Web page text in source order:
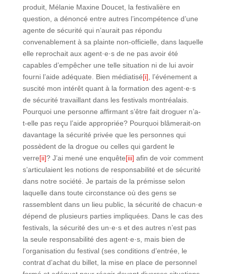
produit, Mélanie Maxine Doucet, la festivalière en
question, a dénoncé entre autres l’incompétence d’une
agente de sécurité qui n’aurait pas répondu
convenablement à sa plainte non-officielle, dans laquelle
elle reprochait aux agent·e·s de ne pas avoir été
capables d’empêcher une telle situation ni de lui avoir
fourni l’aide adéquate. Bien médiatisé[i] , l’événement a
suscité mon intérêt quant à la formation des agent·e·s
de sécurité travaillant dans les festivals montréalais.
Pourquoi une personne affirmant s’être fait droguer n’a-
t-elle pas reçu l’aide appropriée? Pourquoi blâmerait-on
davantage la sécurité privée que les personnes qui
possèdent de la drogue ou celles qui gardent le
verre[ii]? J’ai mené une enquête[iii] afin de voir comment
s’articulaient les notions de responsabilité et de sécurité
dans notre société. Je partais de la prémisse selon
laquelle dans toute circonstance où des gens se
rassemblent dans un lieu public, la sécurité de chacun·e
dépend de plusieurs parties impliquées. Dans le cas des
festivals, la sécurité des un·e·s et des autres n’est pas
la seule responsabilité des agent·e·s, mais bien de
l’organisation du festival (ses conditions d’entrée, le
contrat d’achat du billet, la mise en place de personnel